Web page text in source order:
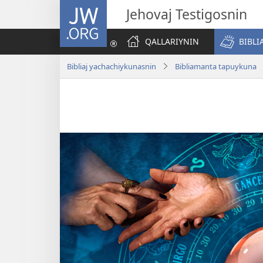
JW.ORG Jehovaj Testigosnin
QALLARIYNIN
Bibliaj yachachiykunasnin Bibliamanta tapuykuna